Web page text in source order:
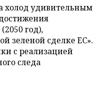
холод удивительным
год),
зеленой сделке ЕС».
с реализацией
следа